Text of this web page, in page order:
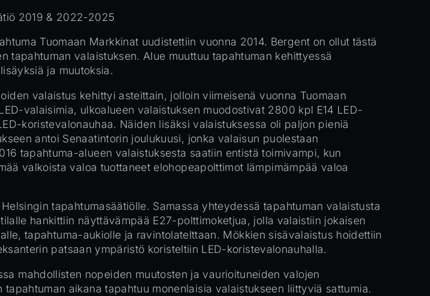
2019 & 2022-2025
Tuomaan Markkinat uudistettiin vuonna 2014. Bergent on ollut tästä
tapahtuman valaistuksen. Alue muuttuu tapahtuman kehittyessä
ja muutoksia.
valaistus kehittyi asteittain, jolloin viimeisenä vuonna Tuomaan
valaisimia, ulkoalueen valaistuksen muodostivat 2800 kpl E14 LED-
koristevalonauhaa. Näiden lisäksi valaistuksessa oli paljon pieniä
antoi Senaatintorin joulukuusi, jonka valaisun puolestaan
tapahtuma-alueen valaistuksesta saatiin entistä toimivampi, kun
valkoista valoa tuottaneet elohopeapolttimot lämpimämpää valoa
tapahtumasäätiölle. Samassa yhteydessä tapahtuman valaistusta
hankittiin näyttävämpää E27-polttimoketjua, jolla valaistiin jokaisen
tapahtuma-aukiolle ja ravintolatelttaan. Mökkien sisävalaistus hoidettiin
patsaan ympäristö koristeltiin LED-koristevalonauhalla.
mahdollisten nopeiden muutosten ja vaurioituneiden valojen
aikana tapahtuu monenlaisia valaistukseen liittyviä sattumia.